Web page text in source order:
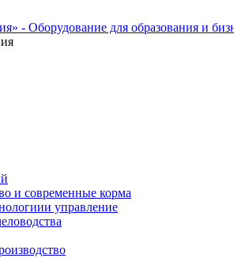
и современные корма
управление